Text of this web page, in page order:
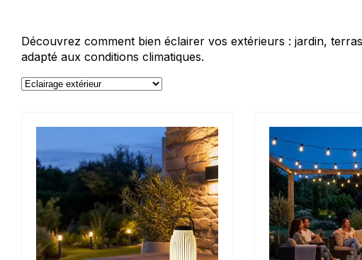
Découvrez comment bien éclairer vos extérieurs : jardin,
adapté aux conditions climatiques.